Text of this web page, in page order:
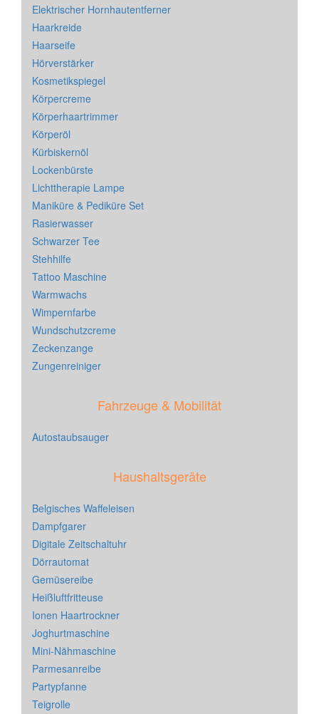
Elektrischer Hornhautentferner
Haarkreide
Haarseife
Hörverstärker
Kosmetikspiegel
Körpercreme
Körperhaartrimmer
Körperöl
Kürbiskernöl
Lockenbürste
Lichttherapie Lampe
Maniküre & Pediküre Set
Rasierwasser
Schwarzer Tee
Stehhilfe
Tattoo Maschine
Warmwachs
Wimpernfarbe
Wundschutzcreme
Zeckenzange
Zungenreiniger
Fahrzeuge & Mobilität
Autostaubsauger
Haushaltsgeräte
Belgisches Waffeleisen
Dampfgarer
Digitale Zeitschaltuhr
Dörrautomat
Gemüsereibe
Heißluftfritteuse
Ionen Haartrockner
Joghurtmaschine
Mini-Nähmaschine
Parmesanreibe
Partypfanne
Teigrolle